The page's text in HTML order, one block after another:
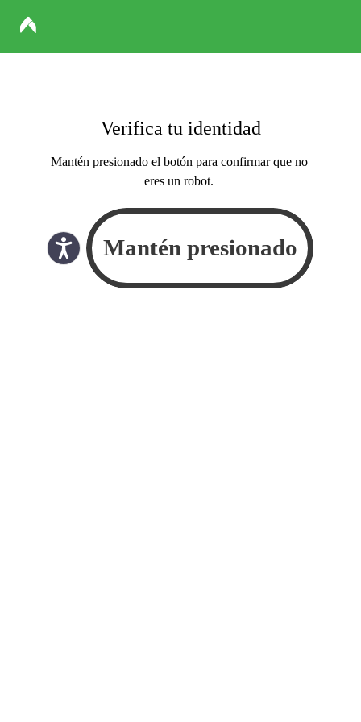
Verifica tu identidad
Mantén presionado el botón para confirmar que no
eres un robot.